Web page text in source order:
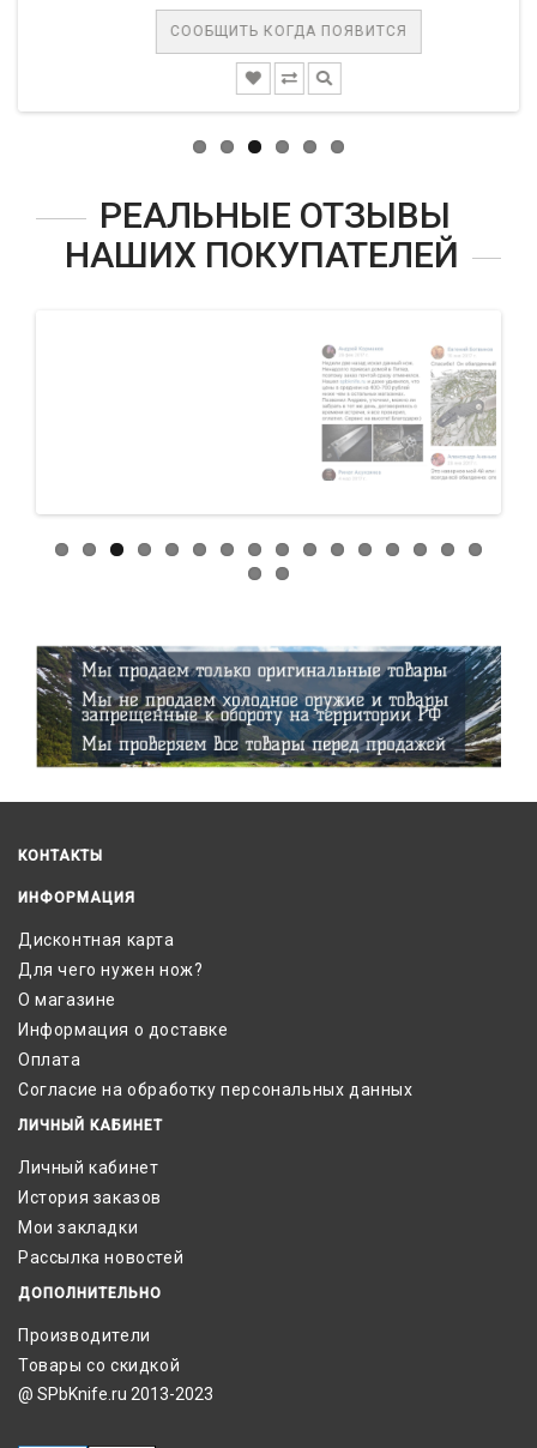
СООБЩИТЬ КОГДА ПОЯВИТСЯ
РЕАЛЬНЫЕ ОТЗЫВЫ
НАШИХ ПОКУПАТЕЛЕЙ
КОНТАКТЫ
ИНФОРМАЦИЯ
Дисконтная карта
Для чего нужен нож?
О магазине
Информация о доставке
Оплата
Согласие на обработку персональных данных
ЛИЧНЫЙ КАБИНЕТ
Личный кабинет
История заказов
Мои закладки
Рассылка новостей
ДОПОЛНИТЕЛЬНО
Производители
Товары со скидкой
@ SPbKnife.ru 2013-2023